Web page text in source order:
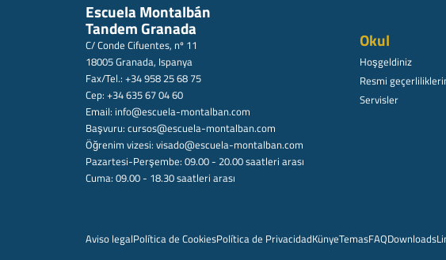
Escuela Montalbán
Tandem Granada
C/ Conde Cifuentes, nº 11
18005 Granada, Ispanya
Fax/Tel.: +34 958 25 68 75
Cep: +34 635 67 04 60
Email: info@escuela-montalban.com
Başvuru: cursos@escuela-montalban.com
Öğrenim vizesi: visado@escuela-montalban.com
Pazartesi-Perşembe: 09.00 - 20.00 saatleri arası
Cuma: 09.00 - 18.30 saatleri arası
Okul
Hoşgeldiniz
Resmi
Servisler
Aviso legalPolítica de CookiesPolítica de PrivacidadKünyeTemasFAQDownloads